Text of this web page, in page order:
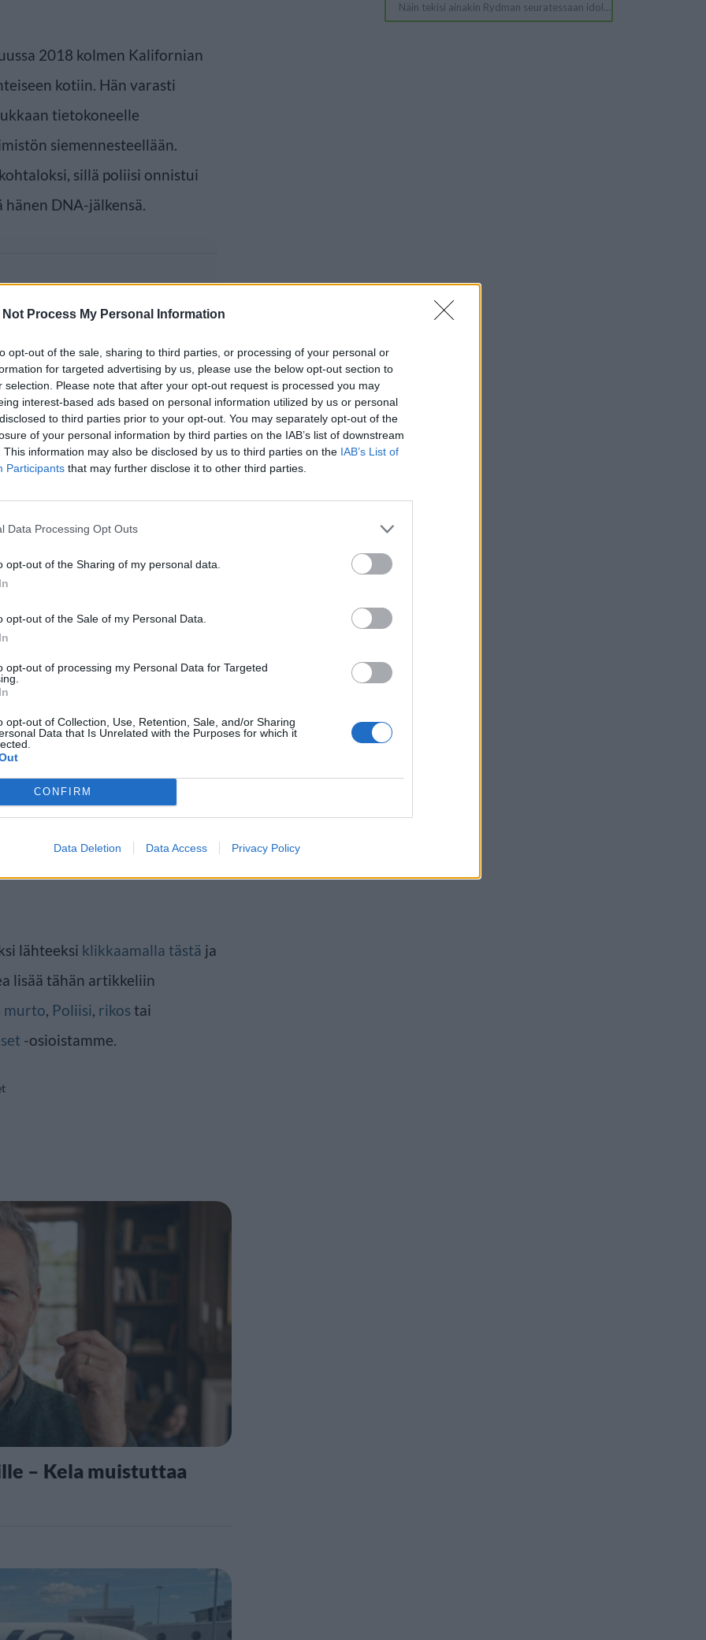
Not Process My Personal Information
opt-out of the sale, sharing to third parties, or processing of your personal or
for targeted advertising by us, please use the below opt-out section to
selection. Please note that after your opt-out request is processed you may
interest-based ads based on personal information utilized by us or personal
to third parties prior to your opt-out. You may separately opt-out of the
of your personal information by third parties on the IAB’s list of downstream
This information may also be disclosed by us to third parties on the IAB’s List of
Participants that may further disclose it to other third parties.
Data Processing Opt Outs
opt-out of the Sharing of my personal data.
opt-out of the Sale of my Personal Data.
opt-out of processing my Personal Data for Targeted
opt-out of Collection, Use, Retention, Sale, and/or Sharing
Data that Is Unrelated with the Purposes for which it
CONFIRM
Data Deletion Data Access Privacy Policy
2018 kolmen Kalifornian
kotiin. Hän varasti
tietokoneelle
siemennesteellään.
sillä poliisi onnistui
DNA-jälkensä.
lisäksi Jonathan Ruiz
maitoa. Hän myönsi
murtovarkauteen ja
sopimuksen myötä hänet
vankeusrangaistukseen,
lähteeksi klikkaamalla tästä ja
lisää tähän artikkeliin
murto Poliisi rikos tai
-osioistamme.
– Kela muistuttaa